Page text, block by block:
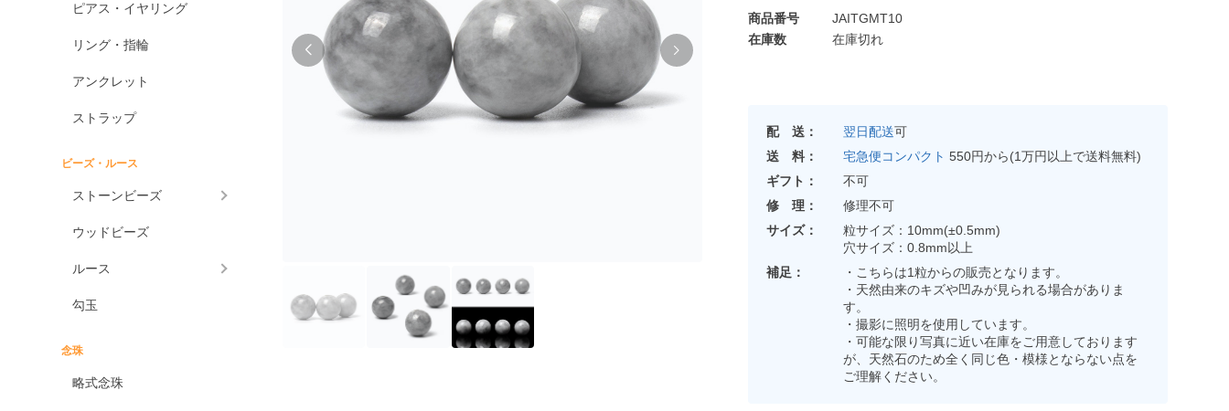
ピアス・イヤリング
リング・指輪
アンクレット
ストラップ
ビーズ・ルース
ストーンビーズ
ウッドビーズ
ルース
勾玉
念珠
略式念珠
商品番号
JAITGMT10
在庫数
在庫切れ
配 送： 翌日配送可
送 料：
宅急便コンパクト 550円から(1万円以上で送料無料)
ギフト：
不可
修 理：
修理不可
サイズ：
粒サイズ：10mm(±0.5mm)
穴サイズ：0.8mm以上
補足：
・こちらは1粒からの販売となります。
・天然由来のキズや凹みが見られる場合がありま
す。
・撮影に照明を使用しています。
・可能な限り写真に近い在庫をご用意しております
が、天然石のため全く同じ色・模様とならない点を
ご理解ください。